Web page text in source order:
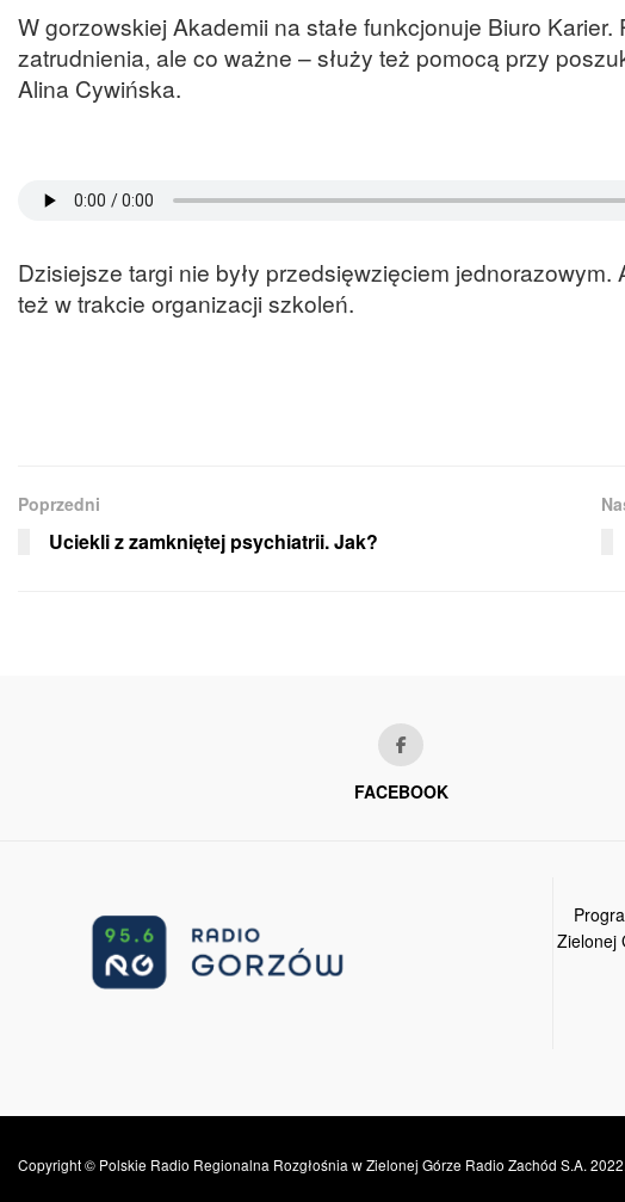
W gorzowskiej Akademii na stałe funkcjonuje Biuro
zatrudnienia, ale co ważne – służy też pomocą przy
Alina Cywińska.
Dzisiejsze targi nie były przedsięwzięciem
też w trakcie organizacji szkoleń.
Poprzedni
Uciekli z zamkniętej psychiatrii. Jak?
FACEBOOK
Zielonej
Copyright © Polskie Radio Regionalna Rozgłośnia w Zielonej Górze Radio Zachód S.A. 2022.